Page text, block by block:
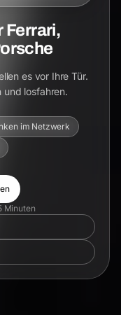
Ferrari,
es vor Ihre Tür.
und losfahren.
im Netzwerk
Minuten